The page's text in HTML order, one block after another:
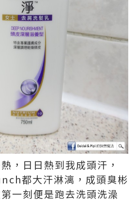
，日日熱到我成頭汗，
都大汗淋漓，成頭臭彬
一刻便是跑去洗頭洗澡